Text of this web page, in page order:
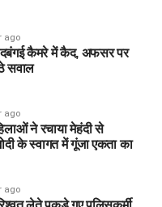
ago
दबंगई कैमरे में कैद, अफसर पर
सवाल
ago
ने रचाया मेहंदी से
के स्वागत में गूंजा एकता का
ago